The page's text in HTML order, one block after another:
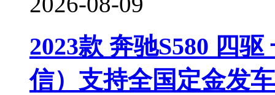
2023款 奔驰S580 四
信）支持全国定金发